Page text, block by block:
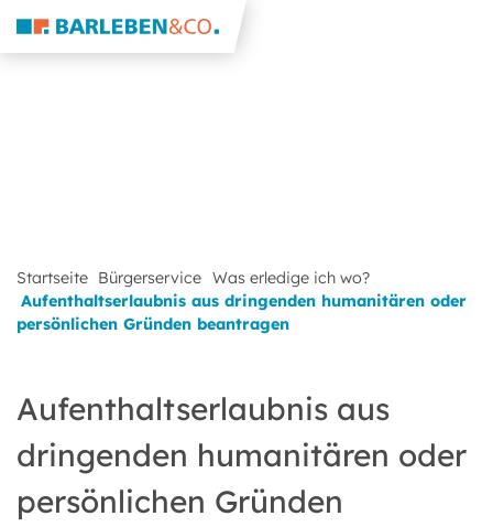
Startseite Bürgerservice Was erledige ich wo?
Aufenthaltserlaubnis aus dringenden humanitären oder
persönlichen Gründen beantragen
Aufenthaltserlaubnis aus
dringenden humanitären oder
persönlichen Gründen